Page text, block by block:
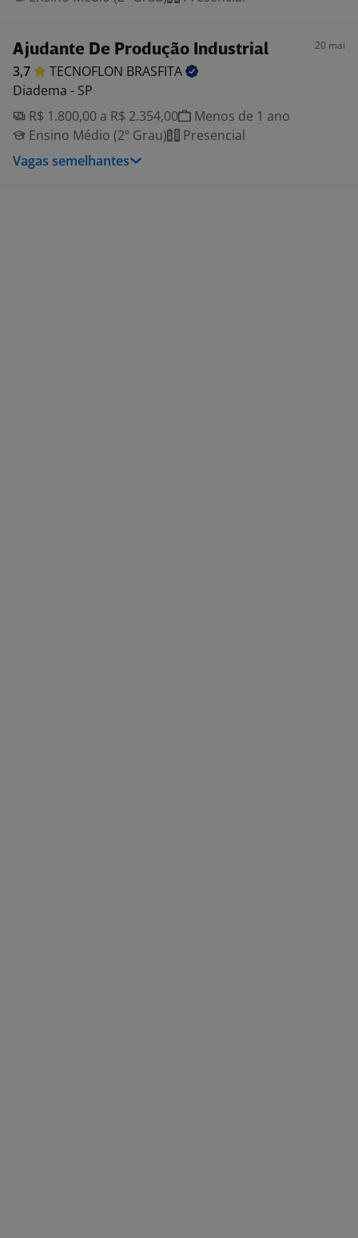
Ajudante De Produção Industrial 20 mai
3,7 TECNOFLON BRASFITA
Diadema - SP
R$ 1.800,00 a R$ 2.354,00
Menos de 1 ano
Ensino Médio (2º Grau)
Presencial
Vagas semelhantes